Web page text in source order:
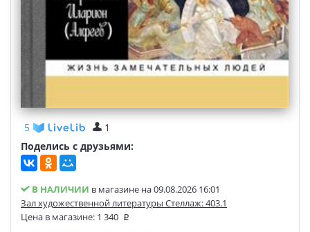
5
1
Поделись с друзьями:
В НАЛИЧИИ в магазине на 09.08.2026 16:01
Зал художественной литературы Стеллаж: 403.1
Цена в магазине: 1 340